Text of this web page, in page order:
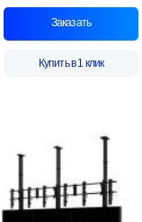
Заказать
Купить в 1 клик